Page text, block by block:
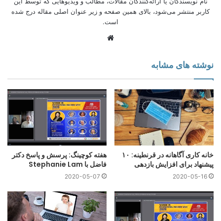
گونه‌ی متفاوتی عمل کند.
سازمان برای استفاده مجدد از نقش‌ها و ساختارهای موجود، بسیار
انتظار داشته باشند که چابکی را در کل سازمان، مقیاس گذاری و
کاربر منتشر می‌شود، بالای همین صفحه و زیر عنوان اصلی مقاله درج شده
است.
نوشته های مشابه
خانه کاری آگاهانه در قرنطینه: ۱۰
پیشنهاد برای افزایش بازدهی
2020-05-16
هفته کوچینگ: پرسش و پاسخ دکتر
فاضل با Stephanie Lam
2020-05-07